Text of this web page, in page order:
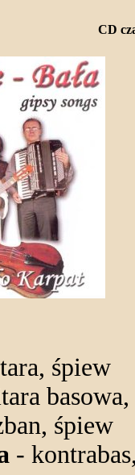
CD
śpiew
śpiew
-